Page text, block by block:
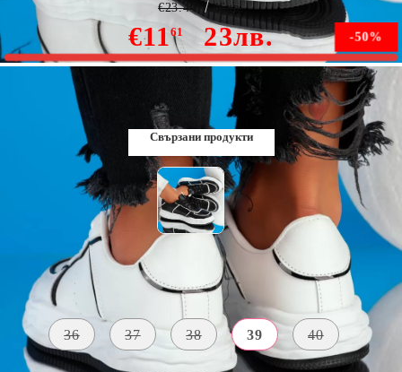
-50%
€1161 23лв.
€23.44 46лв.
Свързани продукти
Размер на обувки: Таблица с размери
36 37 38 39 40